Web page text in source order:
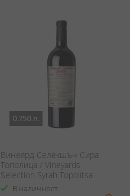
0.750 л.
Винеярд Селекшън Сира
Тополица / Vineyards
Selection Syrah Topolitsa
В наличност